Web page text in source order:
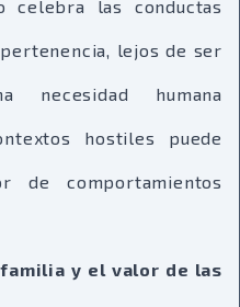
celebra las conductas
lejos de ser
necesidad humana
hostiles puede
de comportamientos
y el valor de las